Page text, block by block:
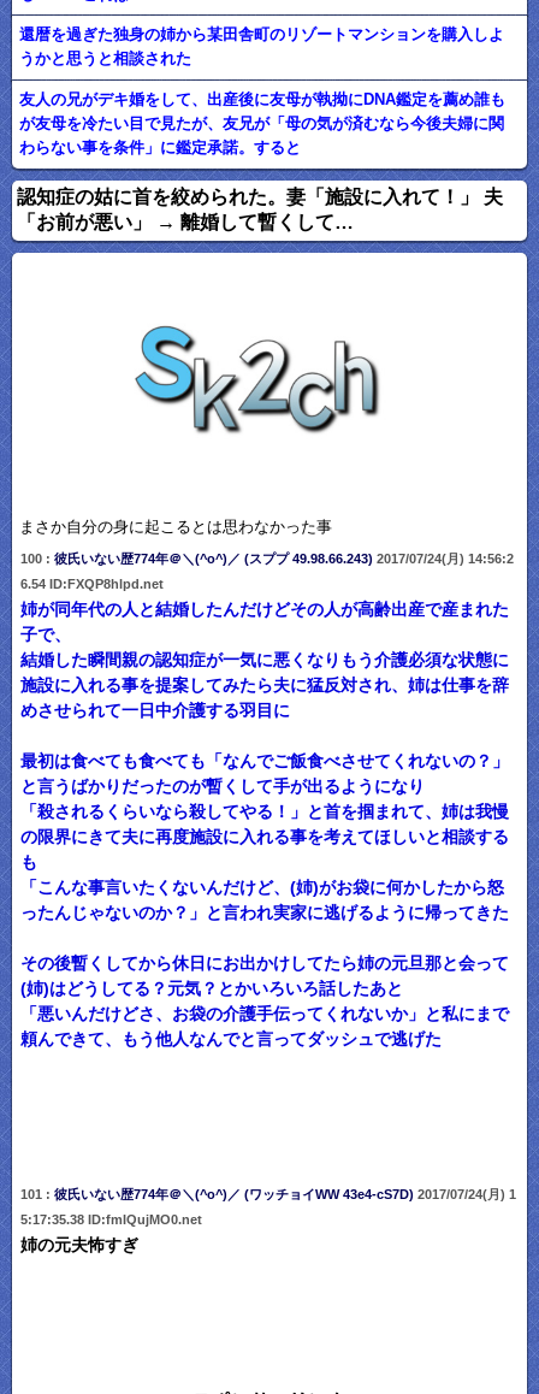
還暦を過ぎた独身の姉から某田舎町のリゾートマンションを購入しよ
うかと思うと相談された
友人の兄がデキ婚をして、出産後に友母が執拗にDNA鑑定を薦め誰も
が友母を冷たい目で見たが、友兄が「母の気が済むなら今後夫婦に関
わらない事を条件」に鑑定承諾。すると
認知症の姑に首を絞められた。妻「施設に入れて！」 夫
「お前が悪い」 → 離婚して暫くして…
まさか自分の身に起こるとは思わなかった事
100 : 彼氏いない歴774年＠＼(^o^)／ (スププ 49.98.66.243) 2017/07/24(月) 14:56:2
6.54 ID:FXQP8hlpd.net
姉が同年代の人と結婚したんだけどその人が高齢出産で産まれた
子で、
結婚した瞬間親の認知症が一気に悪くなりもう介護必須な状態に
施設に入れる事を提案してみたら夫に猛反対され、姉は仕事を辞
めさせられて一日中介護する羽目に
最初は食べても食べても「なんでご飯食べさせてくれないの？」
と言うばかりだったのが暫くして手が出るようになり
「殺されるくらいなら殺してやる！」と首を掴まれて、姉は我慢
の限界にきて夫に再度施設に入れる事を考えてほしいと相談する
も
「こんな事言いたくないんだけど、(姉)がお袋に何かしたから怒
ったんじゃないのか？」と言われ実家に逃げるように帰ってきた
その後暫くしてから休日にお出かけしてたら姉の元旦那と会って
(姉)はどうしてる？元気？とかいろいろ話したあと
「悪いんだけどさ、お袋の介護手伝ってくれないか」と私にまで
頼んできて、もう他人なんでと言ってダッシュで逃げた
101 : 彼氏いない歴774年＠＼(^o^)／ (ワッチョイWW 43e4-cS7D) 2017/07/24(月) 1
5:17:35.38 ID:fmIQujMO0.net
姉の元夫怖すぎ